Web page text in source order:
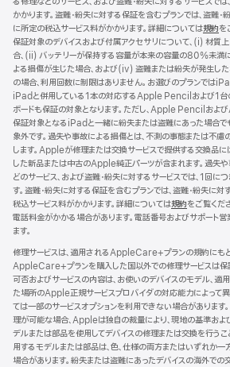
す）
かかります。盗難・紛失に対する保証を含むプランでは、盗難
に所定の税込サービス料がかかります。詳細については規約（新
規
ウ
イ
ン
ド
ウ
で
開
き
ま
す）
を
保証対象のデバイスおよび付属アクセサリについて、(i) 材質
合、(ii) バッテリーが保持する容量が本来の容量の80%未満
よる損傷が生じた場合、および(iv) 盗難または紛失が発生し
の場合、利用回数に制限はありません。お選びのプランでは
iPadと併用している1本の対応するApple Pencilおよび1
ボードも保証の対象となります。ただし、Apple Pencilおよ
保証対象となるiPadと一緒に紛失または盗難にあった場合で
象外です。過失や事故による損傷とは、不測の事態または不
します。Appleが修理または交換サービスで提供する交換品
した新品または中古のApple純正パーツが含まれます。過失
どのサービス、および盗難・紛失に対するサービスでは、1回に
す。盗難・紛失に対する保証を含むプランでは、盗難・紛失に
税込サービス料がかかります。詳細については規約（新
規
ン
ド
ウ
で
開
き
ま
す）
をご覧くだ
電話料金がかかる場合があります。電話番号およびサポート
ます。
修理サービスは、適用されるAppleCare+プランの規約にもと
AppleCare+プランを購入した国以外での修理サービスは保
可否およびサービスの内容は、お使いのデバイスのモデル、適
た場所のApple正規サービスプロバイダの対応能力によって
ては一部のサービスオプションを利用できない場合があります
理が可能な場合、Appleは独自の裁量により、現地の基準お
デルまたは部品を使用してデバイスの修理または交換を行うこ
用するモデルまたは部品は、色、仕様の両方またはいずれか一
場合があります。紛失または盗難にあったデバイスの海外で